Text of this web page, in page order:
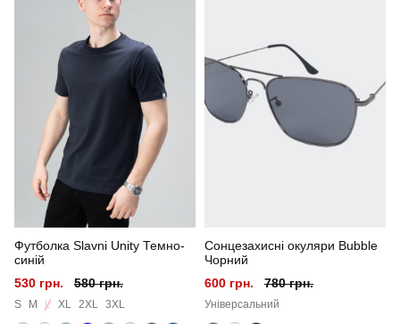
Призначення
Стиль повсякденний
Сезон
Колір
Матеріал трикотаж
Склад тканини 100% бавовна
Футболка Slavni Unity Темно-
синій
530 грн.
580 грн.
S M L XL 2XL 3XL
Сонцезахисні окуляри Bubble
Чорний
600 грн.
780 грн.
Універсальний